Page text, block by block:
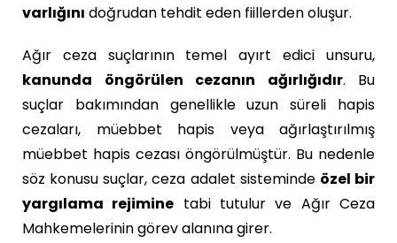
varlığını doğrudan tehdit eden fiillerden oluşur.
Ağır ceza suçlarının temel ayırt edici unsuru,
kanunda öngörülen cezanın ağırlığıdır. Bu
suçlar bakımından genellikle uzun süreli hapis
cezaları, müebbet hapis veya ağırlaştırılmış
müebbet hapis cezası öngörülmüştür. Bu nedenle
söz konusu suçlar, ceza adalet sisteminde özel bir
yargılama rejimine tabi tutulur ve Ağır Ceza
Mahkemelerinin görev alanına girer.